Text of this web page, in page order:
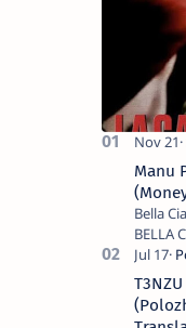
Manu
Bella
BELLA
Ciao